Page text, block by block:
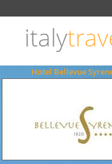
italy
Hotel Bellevue
lingua
ITALIANO
ENGLISH